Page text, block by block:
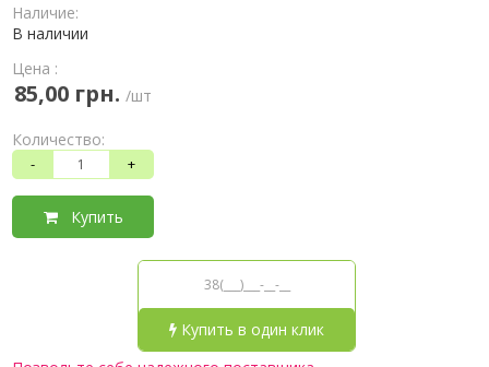
Наличие:
В наличии
Цена :
85,00 грн. /шт
Количество:
- +
Купить
Купить в один клик